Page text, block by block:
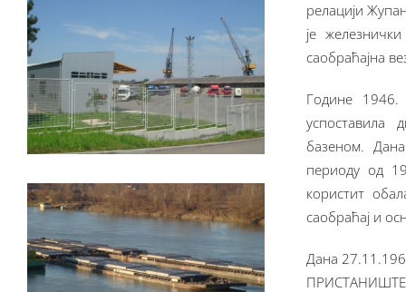
релацији
је
саобраћајна
Године 1946.
успоставила
базеном.
периоду од
користит
саобраћај и
Дана